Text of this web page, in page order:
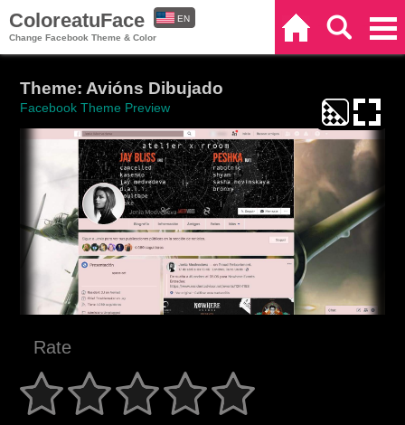
ColoreatuFace
Change Facebook Theme & Color
EN
Theme: Avións Dibujado
Facebook Theme Preview
Rate